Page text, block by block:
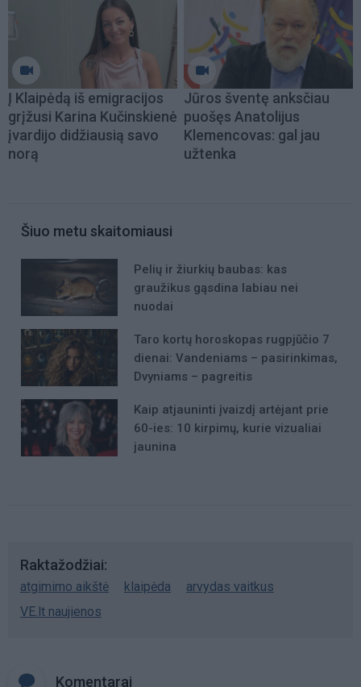
Į Klaipėdą iš emigracijos
grįžusi Karina Kučinskienė
įvardijo didžiausią savo
norą
Jūros šventę anksčiau
puošęs Anatolijus
Klemencovas: gal jau
užtenka
Šiuo metu skaitomiausi
Pelių ir žiurkių baubas: kas
graužikus gąsdina labiau nei
nuodai
Taro kortų horoskopas rugpjūčio 7
dienai: Vandeniams – pasirinkimas,
Dvyniams – pagreitis
Kaip atjauninti įvaizdį artėjant prie
60-ies: 10 kirpimų, kurie vizualiai
jaunina
Raktažodžiai
atgimimo aikštė klaipėda
arvydas vaitkus
VE.lt naujienos
Komentarai